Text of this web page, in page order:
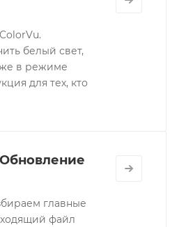
белый свет,
в режиме
для тех, кто
главные
файл